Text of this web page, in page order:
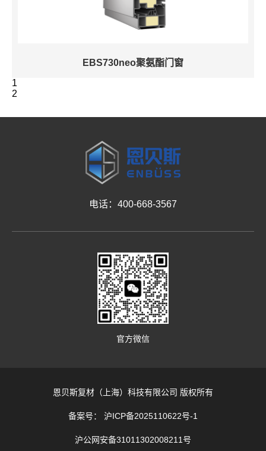
EBS730neo聚氨酯门窗
1
2
电话：400-668-3567
官方微信
恩贝斯复材（上海）科技有限公司 版权所有
备案号： 沪ICP备2025110622号-1
沪公网安备31011302008211号